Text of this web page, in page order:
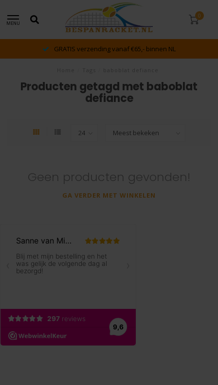
MENU
0
GRATIS verzending vanaf €65,- binnen NL
Producten getagd met baboblat
defiance
Geen producten gevonden!
GA VERDER MET WINKELEN